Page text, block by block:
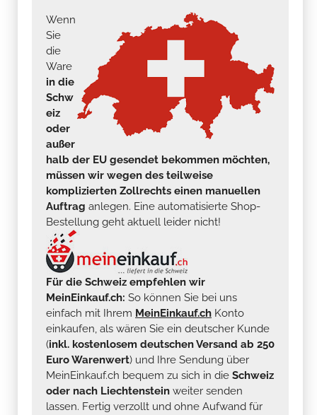
Wenn
Sie
die
Ware
in die
Schw
eiz
oder
außer
halb der EU gesendet bekommen möchten,
müssen wir wegen des teilweise
komplizierten Zollrechts einen manuellen
Auftrag anlegen. Eine automatisierte Shop-
Bestellung geht aktuell leider nicht!
Für die Schweiz empfehlen wir
MeinEinkauf.ch: So können Sie bei uns
einfach mit Ihrem MeinEinkauf.ch Konto
einkaufen, als wären Sie ein deutscher Kunde
(inkl. kostenlosem deutschen Versand ab 250
Euro Warenwert) und Ihre Sendung über
MeinEinkauf.ch bequem zu sich in die Schweiz
oder nach Liechtenstein weiter senden
lassen. Fertig verzollt und ohne Aufwand für